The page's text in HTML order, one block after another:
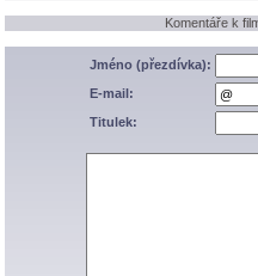
Komentáře k
Jméno (přezdívka):
E-mail:
Titulek: